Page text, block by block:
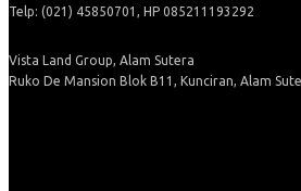
Telp: (021) 45850701, HP 085211193292
Vista Land Group, Alam Sutera
Ruko De Mansion Blok B11, Kunciran, Alam